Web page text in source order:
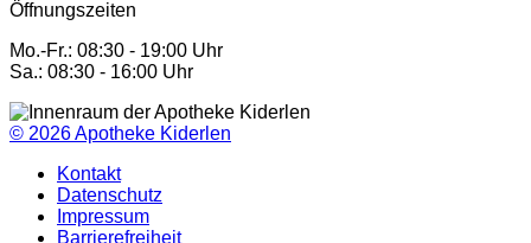
Öffnungszeiten
Mo.-Fr.: 08:30 - 19:00 Uhr
Sa.: 08:30 - 16:00 Uhr
© 2026Apotheke Kiderlen
Kontakt
Datenschutz
Impressum
Barrierefreiheit